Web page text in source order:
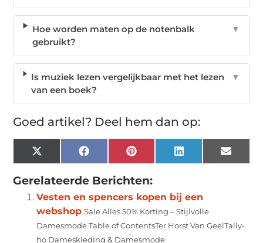
Hoe worden maten op de notenbalk
gebruikt?
▼
Is muziek lezen vergelijkbaar met het lezen
van een boek?
▼
Goed artikel? Deel hem dan op:
X
(Twitter)
Facebook Pinterest LinkedIn Email
Gerelateerde Berichten:
Vesten en spencers kopen bij een
webshop Sale Alles 50% Korting – Stijlvolle
Damesmode Table of ContentsTer Horst Van GeelTally-
ho Dameskleding & Damesmode